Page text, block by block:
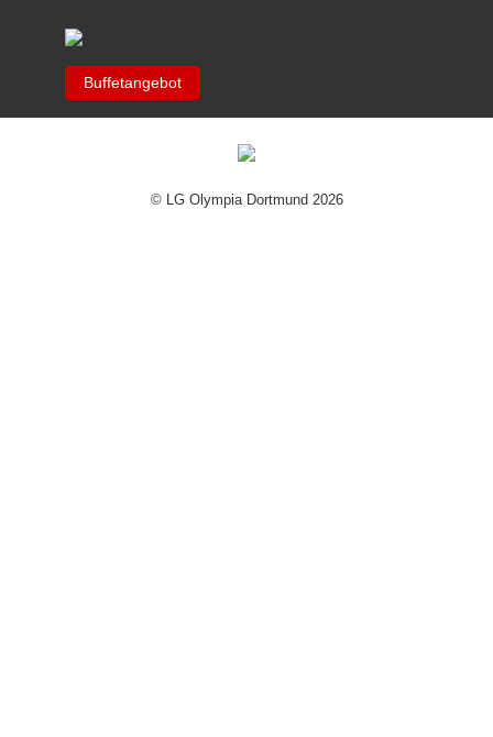
Buffetangebot
© LG Olympia Dortmund 2026